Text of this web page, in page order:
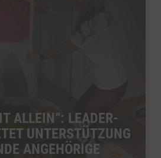
ALLEIN“: LEADER-
UNTERSTÜTZUNG
ANGEHÖRIGE